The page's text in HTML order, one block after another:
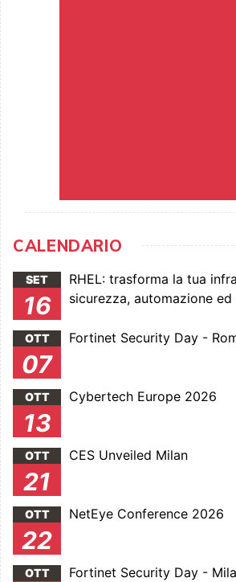
CALENDARIO
SET
16
RHEL: trasforma la tua
sicurezza, automazione
OTT
07
Fortinet Security Day -
OTT
13
Cybertech Europe 2026
OTT
21
CES Unveiled Milan
OTT
22
NetEye Conference 2026
OTT Fortinet Security Day -